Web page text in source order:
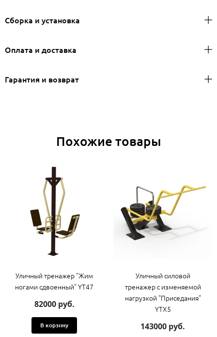
Сборка и установка
Оплата и доставка
Гарантия и возврат
Похожие товары
Уличный тренажер "Жим
ногами сдвоенный" YT47
82000 руб.
В корзину
Уличный силовой
тренажер с изменяемой
нагрузкой "Приседания"
YTX5
143000 руб.